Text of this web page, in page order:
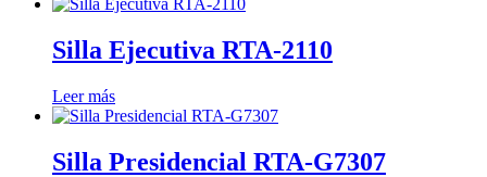
Silla Ejecutiva RTA-2110
Leer más
Silla Presidencial RTA-G7307